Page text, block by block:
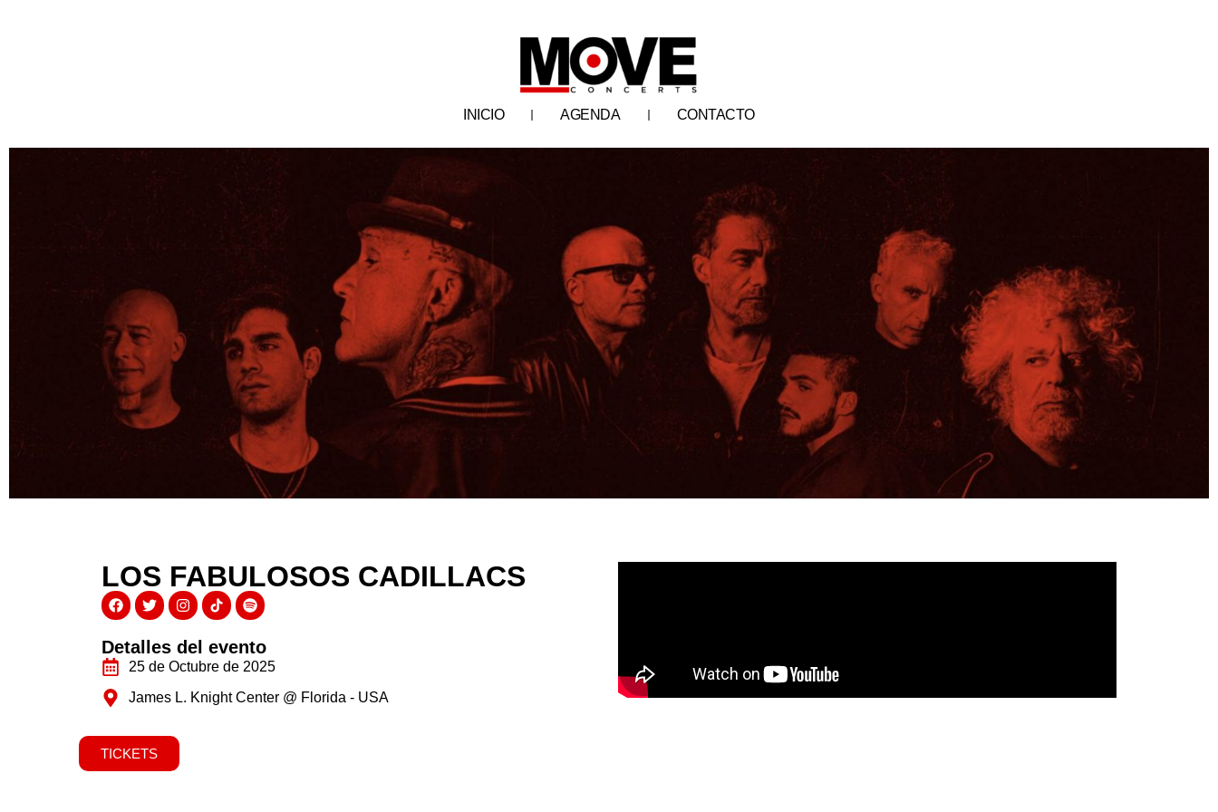
INICIO AGENDA CONTACTO
LOS FABULOSOS CADILLACS
Detalles del evento
25 de Octubre de 2025
James L. Knight Center @ Florida - USA
TICKETS